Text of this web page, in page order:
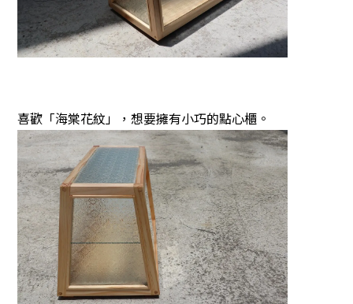
喜歡「海棠花紋」，想要擁有小巧的點心櫃。